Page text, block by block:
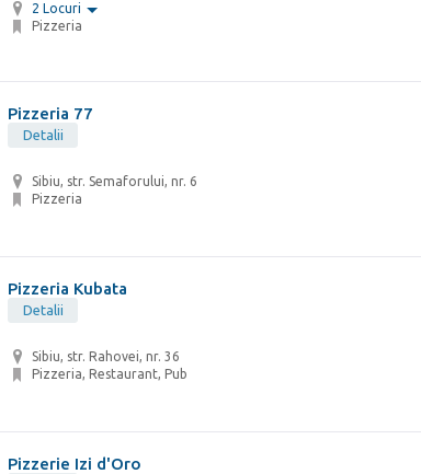
2 Locuri
Pizzeria
Pizzeria 77
Detalii
Sibiu, str. Semaforului, nr. 6
Pizzeria
Pizzeria Kubata
Detalii
Sibiu, str. Rahovei, nr. 36
Pizzeria, Restaurant, Pub
Pizzerie Izi d'Oro